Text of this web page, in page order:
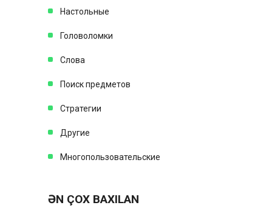
Настольные
Головоломки
Слова
Поиск предметов
Стратегии
Другие
Многопользовательские
ƏN ÇOX BAXILAN